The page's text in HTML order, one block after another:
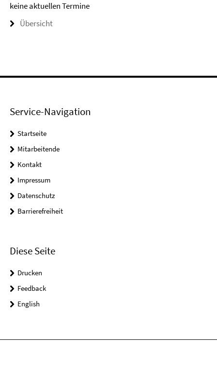
keine aktuellen Termine
Übersicht
Service-Navigation
Startseite
Mitarbeitende
Kontakt
Impressum
Datenschutz
Barrierefreiheit
Diese Seite
Drucken
Feedback
English